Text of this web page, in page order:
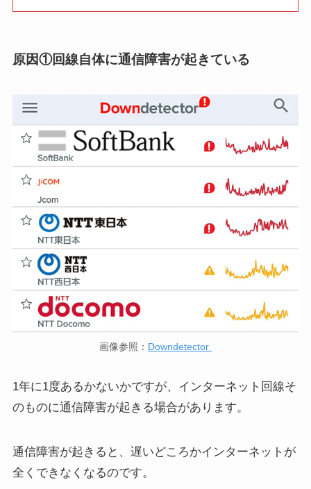
原因①回線自体に通信障害が起きている
画像参照： Downdetector
1年に1度あるかないかですが、インターネット回線そ
のものに通信障害が起きる場合があります。
通信障害が起きると、遅いどころかインターネットが
全くできなくなるのです。